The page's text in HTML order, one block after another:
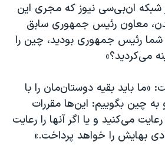
نوبل صلح
«سی‌پک»
چین
شبکه ان‌بی‌سی نیوز که مجری این
معاون رئیس جمهوری سابق
شما رئیس جمهوری بودید، چین را
می‌کردید؟»
«ما باید بقیه دوستان‌مان را با
چین بگوییم: این‌ها مقررات
می‌کنید و یا اگر آنها را رعایت
بهایش را خواهد پرداخت.»